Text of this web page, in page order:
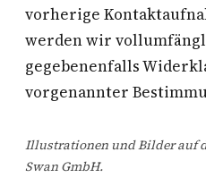
vorherige
werden wir
gegebenenfalls
vorgenannter
Illustrationen und Bilder auf
Swan GmbH.